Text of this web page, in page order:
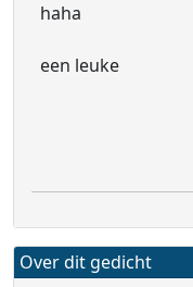
haha
een leuke
Over dit gedicht